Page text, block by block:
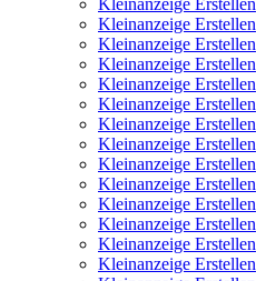
Kleinanzeige Erstellen
Kleinanzeige Erstellen
Kleinanzeige Erstellen
Kleinanzeige Erstellen
Kleinanzeige Erstellen
Kleinanzeige Erstellen
Kleinanzeige Erstellen
Kleinanzeige Erstellen
Kleinanzeige Erstellen
Kleinanzeige Erstellen
Kleinanzeige Erstellen
Kleinanzeige Erstellen
Kleinanzeige Erstellen